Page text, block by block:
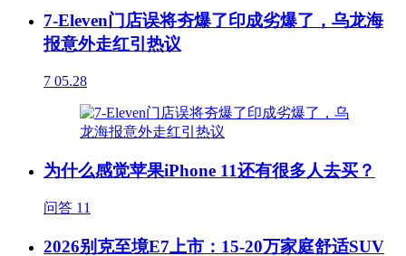
7-Eleven门店误将夯爆了印成劣爆了，乌龙海
报意外走红引热议
7 05.28
为什么感觉苹果iPhone 11还有很多人去买？
问答 11
2026别克至境E7上市：15-20万家庭舒适SUV